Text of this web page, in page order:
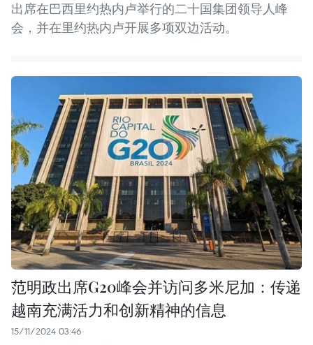
出席在巴西里约热内卢举行的二十国集团领导人峰
会，并在里约热内卢开展多项双边活动。
范明政出席G20峰会并访问多米尼加：传递
越南充满活力和创新精神的信息
15/11/2024 03:46